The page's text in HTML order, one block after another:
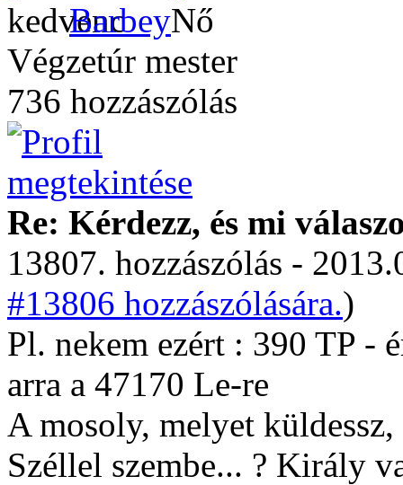
Barbey
Végzetúr mester
736 hozzászólás
Re: Kérdezz, és mi
13807. hozzászólás -
#13806 hozzászólására.)
Pl. nekem ezért : 390 TP -
arra a 47170 Le-re
A mosoly, melyet
Széllel szembe... ? Király